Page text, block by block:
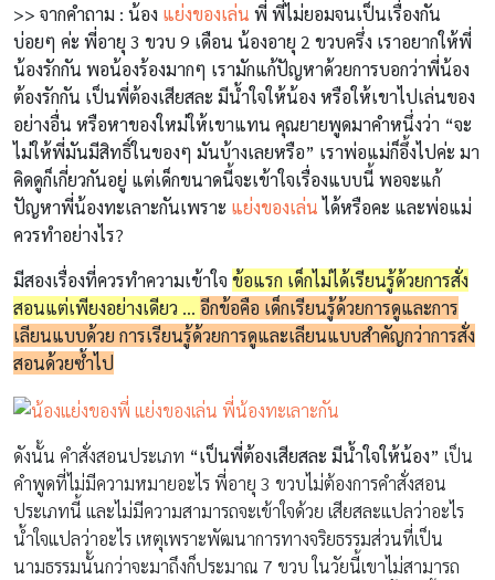
>> จากคำถาม : น้อง แย่งของเล่น พี่ พี่ไม่ยอมจนเป็นเรื่องกัน
บ่อยๆ ค่ะ พี่อายุ 3 ขวบ 9 เดือน น้องอายุ 2 ขวบครึ่ง เราอยากให้พี่
น้องรักกัน พอน้องร้องมากๆ เรามักแก้ปัญหาด้วยการบอกว่าพี่น้อง
ต้องรักกัน เป็นพี่ต้องเสียสละ มีน้ำใจให้น้อง หรือให้เขาไปเล่นของ
อย่างอื่น หรือหาของใหม่ให้เขาแทน คุณยายพูดมาคำหนึ่งว่า “จะ
ไม่ให้พี่มันมีสิทธิ์ในของๆ มันบ้างเลยหรือ” เราพ่อแม่ก็อึ้งไปค่ะ มา
คิดดูก็เกี่ยวกันอยู่ แต่เด็กขนาดนี้จะเข้าใจเรื่องแบบนี้ พอจะแก้
ปัญหาพี่น้องทะเลาะกันเพราะ แย่งของเล่นได้หรือคะ และพ่อแม่
ควรทำอย่างไร?
มีสองเรื่องที่ควรทำความเข้าใจ ข้อแรก เด็กไม่ได้เรียนรู้ด้วยการสั่ง
สอนแต่เพียงอย่างเดียว … อีกข้อคือ เด็กเรียนรู้ด้วยการดูและการ
เลียนแบบด้วย การเรียนรู้ด้วยการดูและเลียนแบบสำคัญกว่าการสั่ง
สอนด้วยซ้ำไป
ดังนั้น คำสั่งสอนประเภท “เป็นพี่ต้องเสียสละ มีน้ำใจให้น้อง” เป็น
คำพูดที่ไม่มีความหมายอะไร พี่อายุ 3 ขวบไม่ต้องการคำสั่งสอน
ประเภทนี้ และไม่มีความสามารถจะเข้าใจด้วย เสียสละแปลว่าอะไร
น้ำใจแปลว่าอะไร เหตุเพราะพัฒนาการทางจริยธรรมส่วนที่เป็น
นามธรรมนั้นกว่าจะมาถึงก็ประมาณ 7 ขวบ ในวัยนี้เขาไม่สามารถ